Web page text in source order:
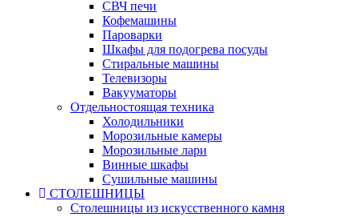
СВЧ печи
Кофемашины
Пароварки
Шкафы для подогрева посуды
Стиральные машины
Телевизоры
Вакууматоры
Отдельностоящая техника
Холодильники
Морозильные камеры
Морозильные лари
Винные шкафы
Сушильные машины
СТОЛЕШНИЦЫ
Столешницы из искусственного камня